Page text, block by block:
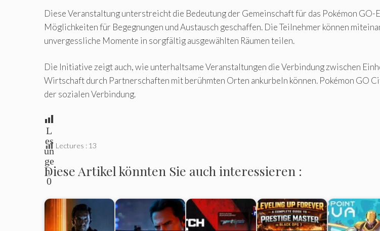
Diese Veranstaltung unterstreicht die Bedeutung der Gemeinschaft für das Pokémon
Möglichkeiten für Begegnungen und Austausch geschaffen. Die Teilnehmer können
unvergessliche Momente in sorgfältig ausgewählten Räumen teilen.
Die Initiative zeigt auch, wie unterhaltsame Veranstaltungen die Verbindung zwischen
Wirtschaft durch Partnerschaften mit berühmten Orten ankurbeln können. Pokémon GO
der sozialen Verbindung.
L
es
un
ge
n:
0
Lectures : 13
Diese Artikel könnten Sie auch interessieren :